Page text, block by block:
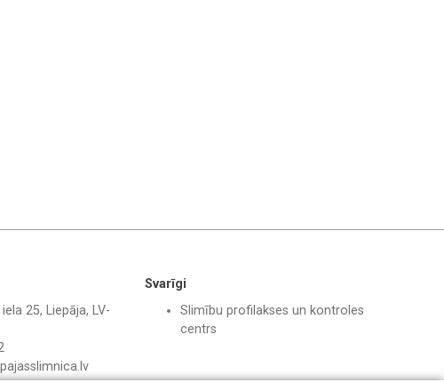
25, Liepāja, LV-
Svarīgi
Slimību profilakses un kontroles
centrs